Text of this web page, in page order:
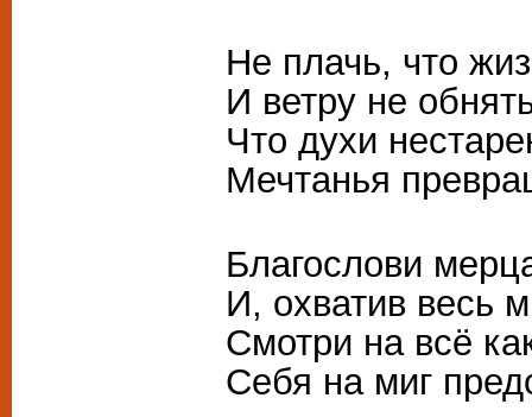
Не плачь, что
И ветру не
Что духи
Мечтанья
Благослови
И, охватив весь
Смотри на всё
Себя на миг